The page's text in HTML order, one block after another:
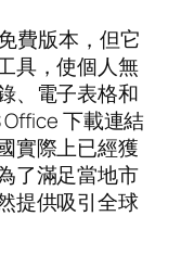
費版本，但它
具，使個人無
、電子表格和
下載連結
實際上已經獲
了滿足當地市
提供吸引全球